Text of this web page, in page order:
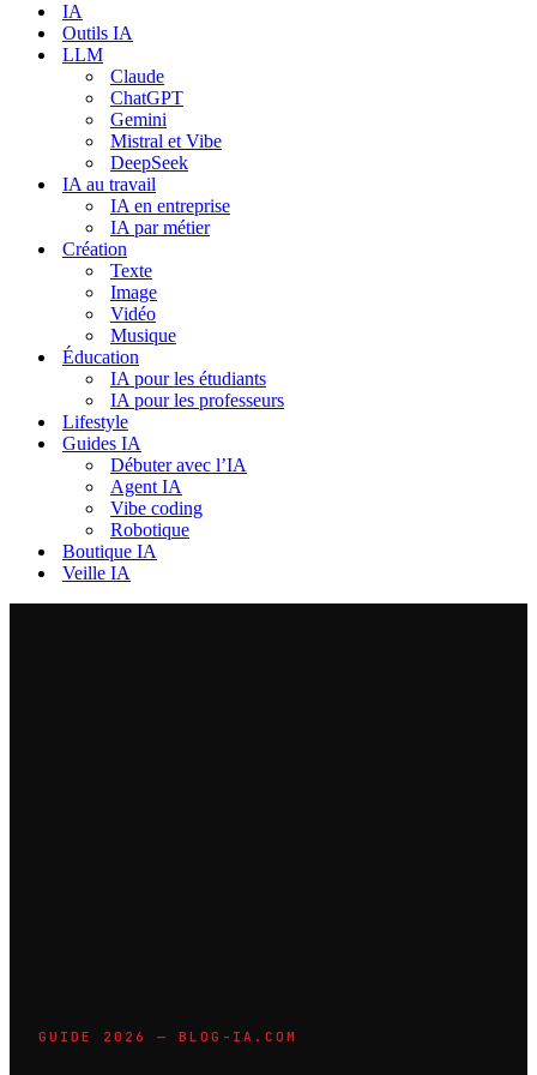
navigation
IA
Outils IA
LLM
Claude
ChatGPT
Gemini
Mistral et Vibe
DeepSeek
IA au travail
IA en entreprise
IA par métier
Création
Texte
Image
Vidéo
Musique
Éducation
IA pour les étudiants
IA pour les professeurs
Lifestyle
Guides IA
Débuter avec l’IA
Agent IA
Vibe coding
Robotique
Boutique IA
Veille IA
GUIDE 2026 — BLOG-IA.COM